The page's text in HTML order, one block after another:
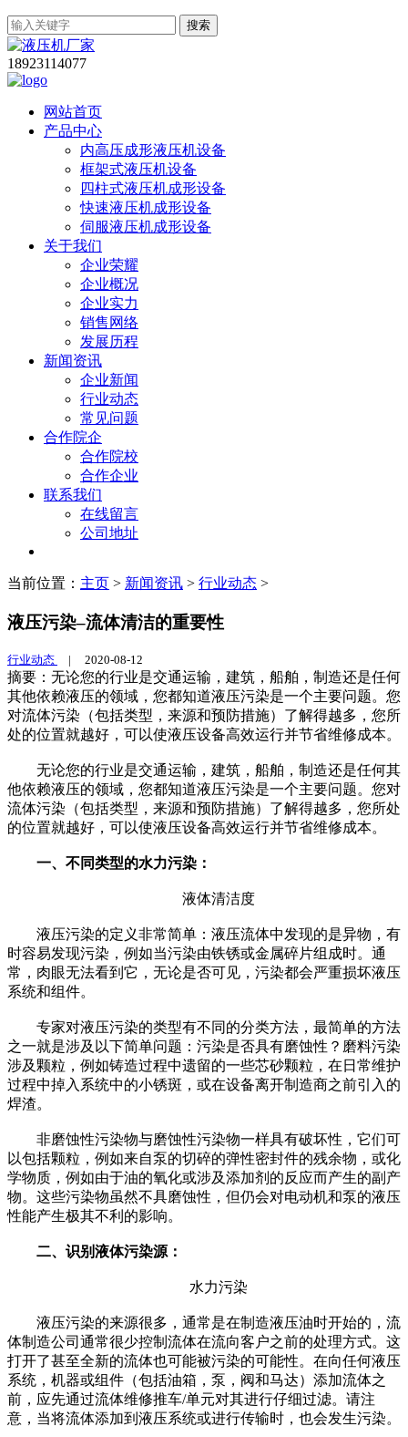
搜索
18923114077
网站首页
产品中心
内高压成形液压机设备
框架式液压机设备
四柱式液压机成形设备
快速液压机成形设备
伺服液压机成形设备
关于我们
企业荣耀
企业概况
企业实力
销售网络
发展历程
新闻资讯
企业新闻
行业动态
常见问题
合作院企
合作院校
合作企业
联系我们
在线留言
公司地址
当前位置： 主页 > 新闻资讯 > 行业动态 >
液压污染–流体清洁的重要性
行业动态 | 2020-08-12
摘要：无论您的行业是交通运输，建筑，船舶，制造还是任何
其他依赖液压的领域，您都知道液压污染是一个主要问题。您
对流体污染（包括类型，来源和预防措施）了解得越多，您所
处的位置就越好，可以使液压设备高效运行并节省维修成本。
无论您的行业是交通运输，建筑，船舶，制造还是任何其
他依赖液压的领域，您都知道液压污染是一个主要问题。您对
流体污染（包括类型，来源和预防措施）了解得越多，您所处
的位置就越好，可以使液压设备高效运行并节省维修成本。
一、不同类型的水力污染：
液体清洁度
液压污染的定义非常简单：液压流体中发现的是异物，有
时容易发现污染，例如当污染由铁锈或金属碎片组成时。通
常，肉眼无法看到它，无论是否可见，污染都会严重损坏液压
系统和组件。
专家对液压污染的类型有不同的分类方法，最简单的方法
之一就是涉及以下简单问题：污染是否具有磨蚀性？磨料污染
涉及颗粒，例如铸造过程中遗留的一些芯砂颗粒，在日常维护
过程中掉入系统中的小锈斑，或在设备离开制造商之前引入的
焊渣。
非磨蚀性污染物与磨蚀性污染物一样具有破坏性，它们可
以包括颗粒，例如来自泵的切碎的弹性密封件的残余物，或化
学物质，例如由于油的氧化或涉及添加剂的反应而产生的副产
物。这些污染物虽然不具磨蚀性，但仍会对电动机和泵的液压
性能产生极其不利的影响。
二、识别液体污染源：
水力污染
液压污染的来源很多，通常是在制造液压油时开始的，流
体制造公司通常很少控制流体在流向客户之前的处理方式。这
打开了甚至全新的流体也可能被污染的可能性。在向任何液压
系统，机器或组件（包括油箱，泵，阀和马达）添加流体之
前，应先通过流体维修推车/单元对其进行仔细过滤。请注
意，当将流体添加到液压系统或进行传输时，也会发生污染。